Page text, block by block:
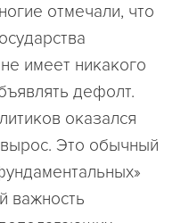
отмечали, что
имеет никакого
дефолт.
оказался
Это обычный
важность